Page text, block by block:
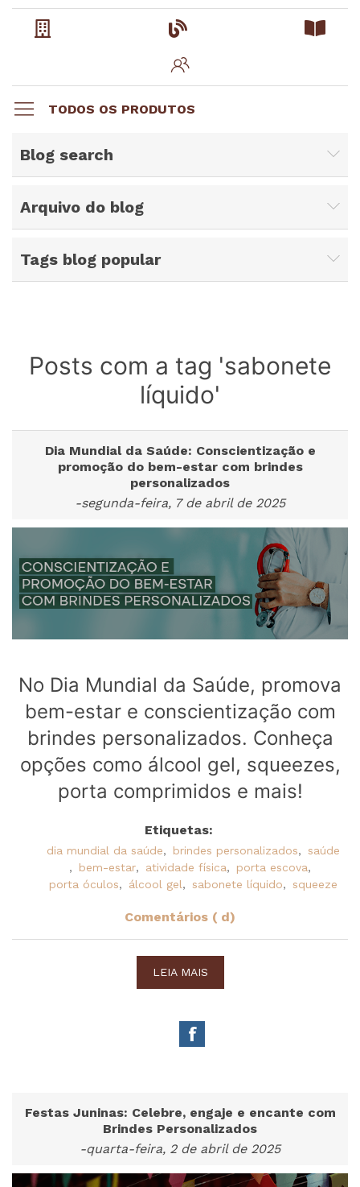
TODOS OS PRODUTOS
Blog search
Arquivo do blog
Tags blog popular
Posts com a tag 'sabonete
líquido'
Dia Mundial da Saúde: Conscientização e
promoção do bem-estar com brindes
personalizados
-segunda-feira, 7 de abril de 2025
No Dia Mundial da Saúde, promova
bem-estar e conscientização com
brindes personalizados. Conheça
opções como álcool gel, squeezes,
porta comprimidos e mais!
Etiquetas:
dia mundial da saúde, brindes personalizados, saúde
,
bem-estar, atividade física, porta escova,
porta óculos, álcool gel, sabonete líquido, squeeze
Comentários ( d)
LEIA MAIS
Festas Juninas: Celebre, engaje e encante com
Brindes Personalizados
-quarta-feira, 2 de abril de 2025